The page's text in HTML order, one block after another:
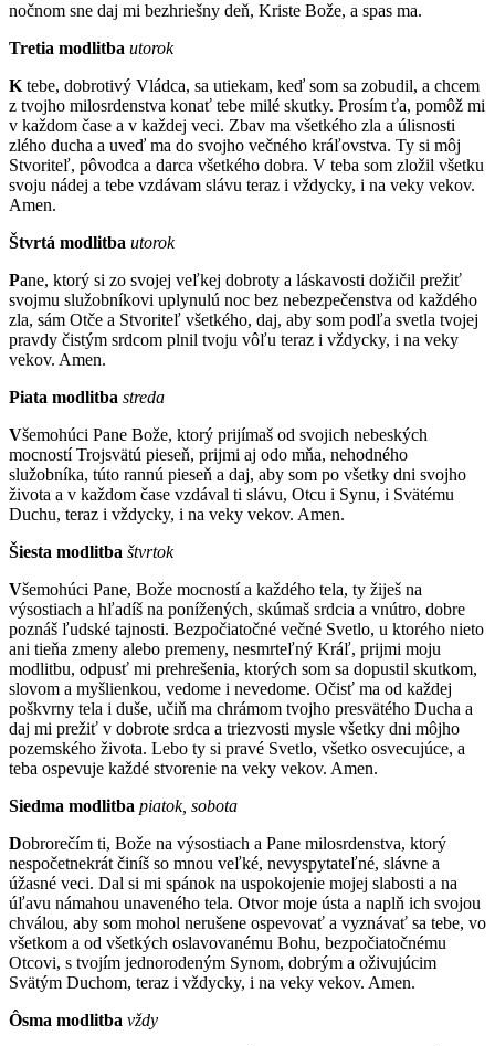
nočnom sne daj mi bezhriešny deň, Kriste Bože, a spas ma.
Tretia modlitba utorok
K tebe, dobrotivý Vládca, sa utiekam, keď som sa zobudil, a chcem
z tvojho milosrdenstva konať tebe milé skutky. Prosím ťa, pomôž mi
v každom čase a v každej veci. Zbav ma všetkého zla a úlisnosti
zlého ducha a uveď ma do svojho večného kráľovstva. Ty si môj
Stvoriteľ, pôvodca a darca všetkého dobra. V teba som zložil všetku
svoju nádej a tebe vzdávam slávu teraz i vždycky, i na veky vekov.
Amen.
Štvrtá modlitba utorok
Pane, ktorý si zo svojej veľkej dobroty a láskavosti dožičil prežiť
svojmu služobníkovi uplynulú noc bez nebezpečenstva od každého
zla, sám Otče a Stvoriteľ všetkého, daj, aby som podľa svetla tvojej
pravdy čistým srdcom plnil tvoju vôľu teraz i vždycky, i na veky
vekov. Amen.
Piata modlitba streda
Všemohúci Pane Bože, ktorý prijímaš od svojich nebeských
mocností Trojsvätú pieseň, prijmi aj odo mňa, nehodného
služobníka, túto rannú pieseň a daj, aby som po všetky dni svojho
života a v každom čase vzdával ti slávu, Otcu i Synu, i Svätému
Duchu, teraz i vždycky, i na veky vekov. Amen.
Šiesta modlitba štvrtok
Všemohúci Pane, Bože mocností a každého tela, ty žiješ na
výsostiach a hľadíš na ponížených, skúmaš srdcia a vnútro, dobre
poznáš ľudské tajnosti. Bezpočiatočné večné Svetlo, u ktorého nieto
ani tieňa zmeny alebo premeny, nesmrteľný Kráľ, prijmi moju
modlitbu, odpusť mi prehrešenia, ktorých som sa dopustil skutkom,
slovom a myšlienkou, vedome i nevedome. Očisť ma od každej
poškvrny tela i duše, učiň ma chrámom tvojho presvätého Ducha a
daj mi prežiť v dobrote srdca a triezvosti mysle všetky dni môjho
pozemského života. Lebo ty si pravé Svetlo, všetko osvecujúce, a
teba ospevuje každé stvorenie na veky vekov. Amen.
Siedma modlitba piatok, sobota
Dobrorečím ti, Bože na výsostiach a Pane milosrdenstva, ktorý
nespočetnekrát činíš so mnou veľké, nevyspytateľné, slávne a
úžasné veci. Dal si mi spánok na uspokojenie mojej slabosti a na
úľavu námahou unaveného tela. Otvor moje ústa a naplň ich svojou
chválou, aby som mohol nerušene ospevovať a vyznávať sa tebe, vo
všetkom a od všetkých oslavovanému Bohu, bezpočiatočnému
Otcovi, s tvojím jednorodeným Synom, dobrým a oživujúcim
Svätým Duchom, teraz i vždycky, i na veky vekov. Amen.
Ôsma modlitba vždy